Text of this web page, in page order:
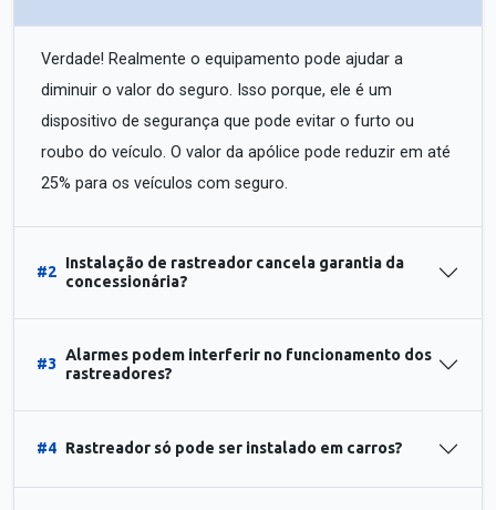
Verdade! Realmente o equipamento pode ajudar a
diminuir o valor do seguro. Isso porque, ele é um
dispositivo de segurança que pode evitar o furto ou
roubo do veículo. O valor da apólice pode reduzir em até
25% para os veículos com seguro.
#2
Instalação de rastreador cancela garantia da
concessionária?
#3
Alarmes podem interferir no funcionamento dos
rastreadores?
#4 Rastreador só pode ser instalado em carros?